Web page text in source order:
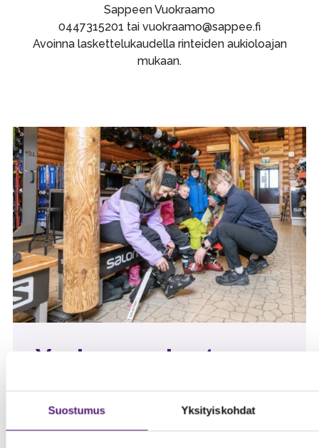
Suostumus Yksityiskohdat
Sappeen Vuokraamo
0447315201 tai vuokraamo@sappee.fi
Avoinna laskettelukaudella rinteiden aukioloajan
mukaan.
Vuokraa verkosta
lumilautasetin suoraan verkosta.